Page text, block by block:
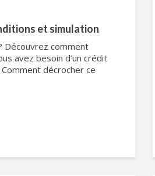
et simulation
Découvrez comment
avez besoin d’un crédit
décrocher ce